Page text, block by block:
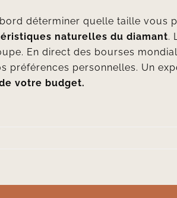
déterminer quelle taille
naturelles du diamant.
En direct des bourses
préférences personnelles. Un
votre budget.